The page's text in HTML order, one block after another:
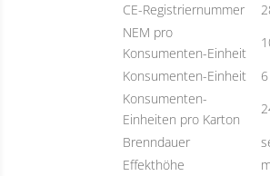
CE-Registriernummer
NEM pro
Konsumenten-Einheit
Konsumenten-Einheit
6
Konsumenten-
Einheiten pro Karton
Brenndauer
Effekthöhe